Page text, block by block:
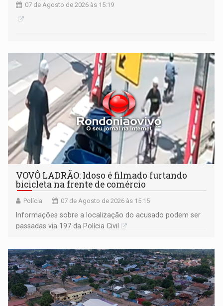
07 de Agosto de 2026 às 15:19
VOVÔ LADRÃO: Idoso é filmado furtando
bicicleta na frente de comércio
Polícia 07 de Agosto de 2026 às 15:15
Informações sobre a localização do acusado podem ser
passadas via 197 da Polícia Civil